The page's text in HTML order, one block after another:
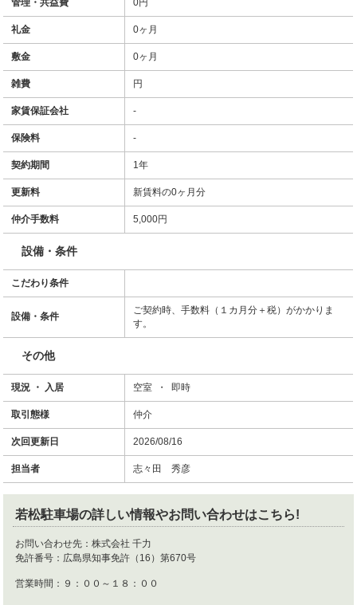
礼金 0ヶ月
敷金 0ヶ月
雑費 円
家賃保証会社 -
保険料 -
契約期間 1年
更新料 新賃料の0ヶ月分
仲介手数料 5,000円
設備・条件
こだわり条件
設備・条件
ご契約時、手数料（１カ月分＋税）がかかりま
す。
その他
現況 ・ 入居 空室 ・ 即時
取引態様 仲介
次回更新日 2026/08/16
担当者 志々田 秀彦
若松駐車場の詳しい情報やお問い合わせはこちら!
お問い合わせ先： 株式会社 千力
免許番号： 広島県知事免許（16）第670号
営業時間： ９：００～１８：００